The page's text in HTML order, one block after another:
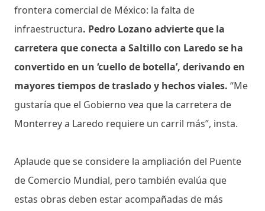
frontera comercial de México: la falta de
infraestructura. Pedro Lozano advierte que la
carretera que conecta a Saltillo con Laredo se ha
convertido en un ‘cuello de botella’, derivando en
mayores tiempos de traslado y hechos viales. “Me
gustaría que el Gobierno vea que la carretera de
Monterrey a Laredo requiere un carril más”, insta.
Aplaude que se considere la ampliación del Puente
de Comercio Mundial, pero también evalúa que
estas obras deben estar acompañadas de más